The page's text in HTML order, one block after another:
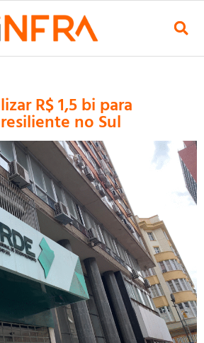
R$ 1,5 bi para
no Sul